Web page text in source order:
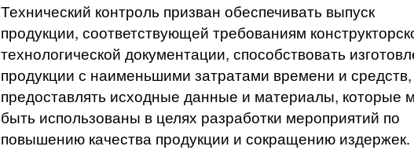
Технический контроль призван обеспечивать выпуск
продукции, соответствующей требованиям
технологической документации, способствовать
продукции с наименьшими затратами времени и средств,
предоставлять исходные данные и материалы, которые
быть использованы в целях разработки мероприятий по
повышению качества продукции и сокращению издержек.